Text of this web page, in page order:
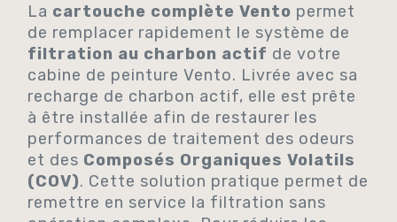
La cartouche complète Vento permet
de remplacer rapidement le système de
filtration au charbon actif de votre
cabine de peinture Vento. Livrée avec sa
recharge de charbon actif, elle est prête
à être installée afin de restaurer les
performances de traitement des odeurs
et des Composés Organiques Volatils
(COV). Cette solution pratique permet de
remettre en service la filtration sans